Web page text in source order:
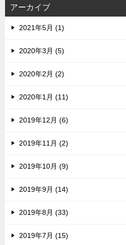
ス
アーカイブ
2021年5月 (1)
2020年3月 (5)
2020年2月 (2)
2020年1月 (11)
2019年12月 (6)
2019年11月 (2)
2019年10月 (9)
2019年9月 (14)
2019年8月 (33)
2019年7月 (15)